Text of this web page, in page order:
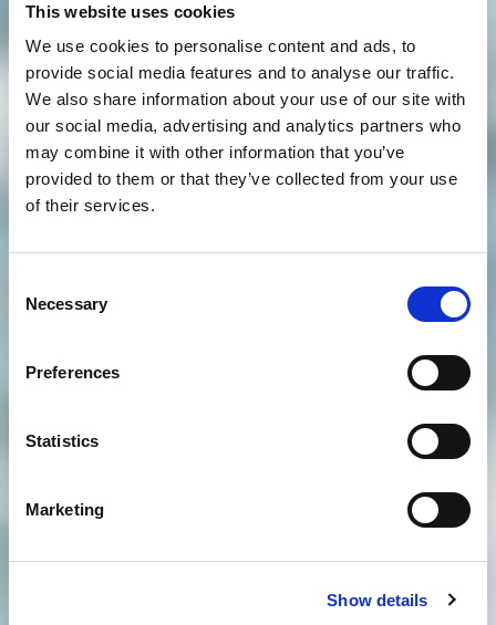
This website uses cookies
We use cookies to personalise content and ads, to
provide social media features and to analyse our traffic.
We also share information about your use of our site with
our social media, advertising and analytics partners who
may combine it with other information that you’ve
provided to them or that they’ve collected from your use
of their services.
Selection
Necessary
Preferences
Statistics
Marketing
Show details